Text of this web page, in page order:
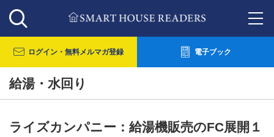
ログイン・ 無料メルマガ登録 電子ブック
給湯・水回り
ライズカンパニー：給湯機販売のFC展開１